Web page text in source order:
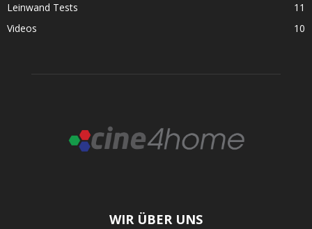
Leinwand Tests
11
Videos
10
WIR ÜBER UNS